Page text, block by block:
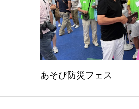
あそび防災フェス